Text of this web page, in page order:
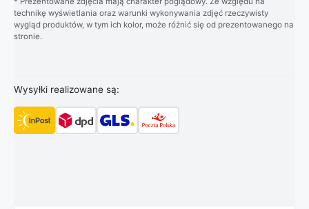
technikę wyświetlania oraz warunki wykonywania zdjęć rzeczywisty
wygląd produktów, w tym ich kolor, może różnić się od prezentowanego na
stronie.
Wysyłki realizowane są: